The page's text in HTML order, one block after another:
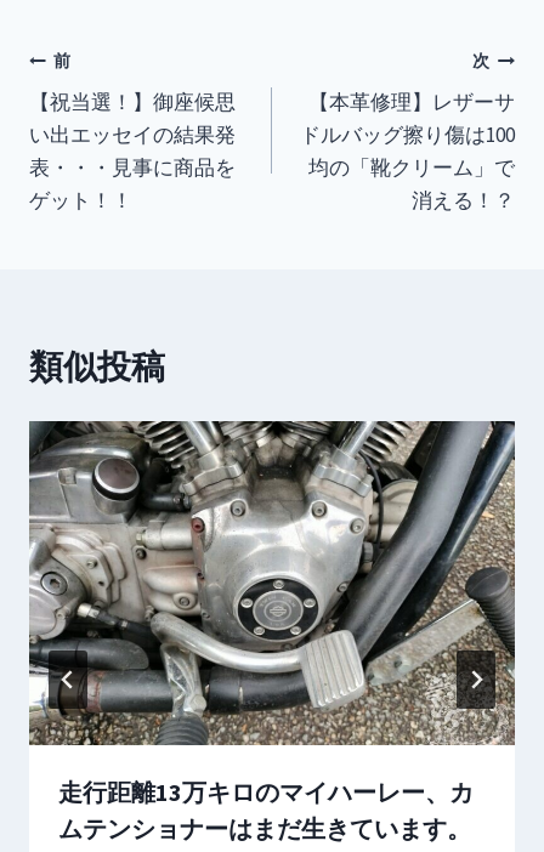
投
稿
ナ
ビ
シ
ョ
ン
前
【祝当選！】御座候思
い出エッセイの結果発
表・・・見事に商品を
ゲット！！
次
【本革修理】レザーサ
ドルバッグ擦り傷は100
均の「靴クリーム」で
消える！？
類似投稿
走行距離13万キロのマイハーレー、カ
ムテンショナーはまだ生きています。